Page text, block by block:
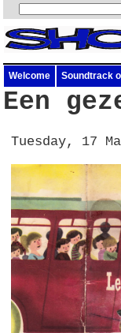
Welcome Soundtrack
Een
Tuesday, 17